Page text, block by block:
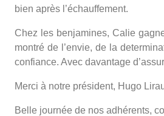
bien après l’échauffement.
Chez les benjamines, Calie
montré de l’envie, de la
confiance. Avec davantage
Merci à notre président, Hugo
Belle journée de nos adhérents,